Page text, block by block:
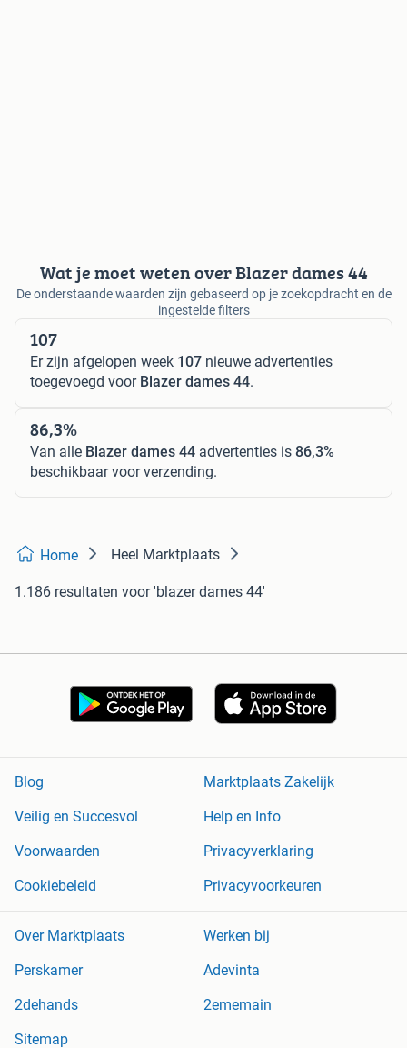
Wat je moet weten over Blazer dames 44
De onderstaande waarden zijn gebaseerd op je zoekopdracht en de
ingestelde filters
107
Er zijn afgelopen week 107 nieuwe advertenties
toegevoegd voor Blazer dames 44.
86,3%
Van alle Blazer dames 44 advertenties is 86,3%
beschikbaar voor verzending.
Home Heel Marktplaats
1.186 resultaten voor 'blazer dames 44'
Blog
Marktplaats Zakelijk
Veilig en Succesvol
Help en Info
Voorwaarden
Privacyverklaring
Cookiebeleid
Privacyvoorkeuren
Over Marktplaats
Werken bij
Perskamer
Adevinta
2dehands
2ememain
Sitemap